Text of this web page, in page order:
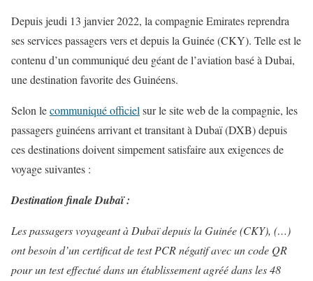
Depuis jeudi 13 janvier 2022, la compagnie Emirates reprendra
ses services passagers vers et depuis la Guinée (CKY). Telle est le
contenu d’un communiqué deu géant de l’aviation basé à Dubai,
une destination favorite des Guinéens.
Selon lecommuniqué officielsur le site web de la compagnie, les
passagers guinéens arrivant et transitant à Dubaï (DXB) depuis
ces destinations doivent simpement satisfaire aux exigences de
voyage suivantes :
Destination finale Dubaï :
Les passagers voyageant à Dubaï depuis la Guinée (CKY), (…)
ont besoin d’un certificat de test PCR négatif avec un code QR
pour un test effectué dans un établissement agréé dans les 48